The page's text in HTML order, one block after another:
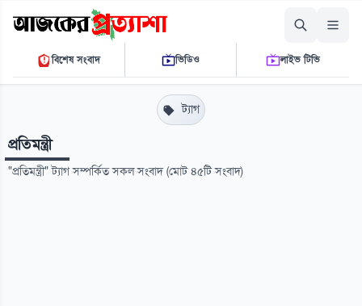
বৃহস্পতিবার, ০৬ আগস্ট ২০২৬
১১:১৫:৫২ এ.এম.THE DAILY AJKER PROTTASHA
বিশেষ সংবাদ ভিডিও লাইভ টিভি
ট্যাগ
প্রতিমন্ত্রী
"প্রতিমন্ত্রী" ট্যাগ সম্পর্কিত সকল সংবাদ (মোট ৪৫টি সংবাদ)